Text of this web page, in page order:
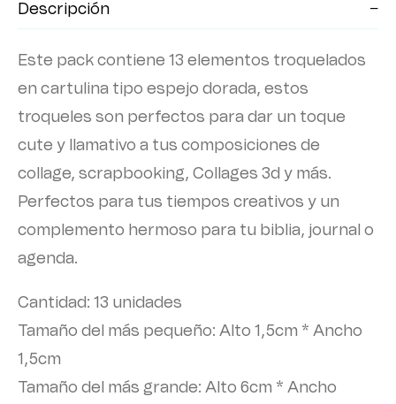
Descripción
Este pack contiene 13 elementos troquelados
en cartulina tipo espejo dorada, estos
troqueles son perfectos para dar un toque
cute y llamativo a tus composiciones de
collage, scrapbooking, Collages 3d y más.
Perfectos para tus tiempos creativos y un
complemento hermoso para tu biblia, journal o
agenda.
Cantidad: 13 unidades
Tamaño del más pequeño: Alto 1,5cm * Ancho
1,5cm
Tamaño del más grande: Alto 6cm * Ancho